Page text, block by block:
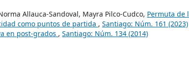
Allauca-Sandoval, Mayra Pilco-Cudco, Permuta de
como puntos de partida , Santiago: Núm. 161 (2023)
en post-grados , Santiago: Núm. 134 (2014)